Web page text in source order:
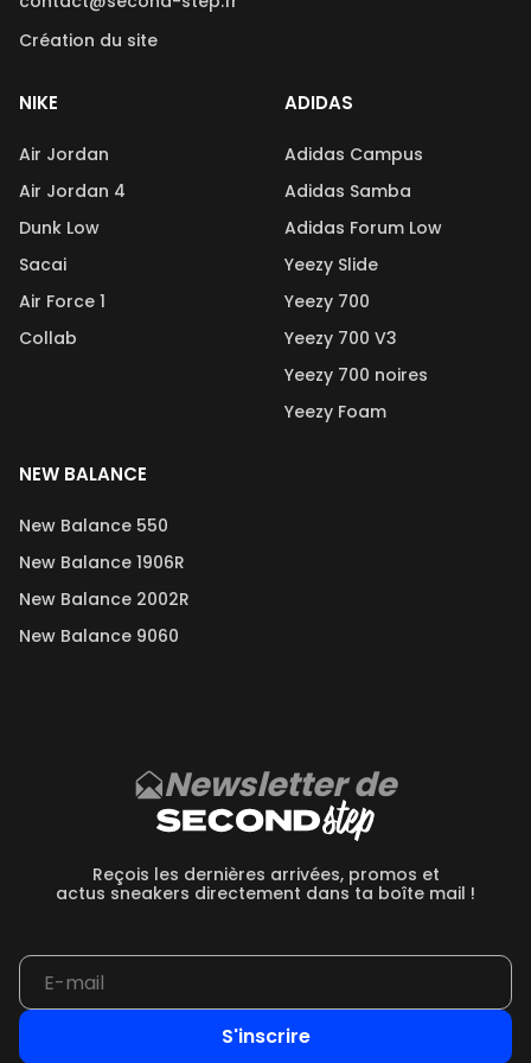
Création du site
NIKE
Air Jordan
Air Jordan 4
Dunk Low
Sacai
Air Force 1
Collab
ADIDAS
Adidas Campus
Adidas Samba
Adidas Forum Low
Yeezy Slide
Yeezy 700
Yeezy 700 V3
Yeezy 700 noires
Yeezy Foam
NEW BALANCE
New Balance 550
New Balance 1906R
New Balance 2002R
New Balance 9060
Newsletter de
Reçois les dernières arrivées, promos et
actus sneakers directement dans ta boîte mail !
S'inscrire